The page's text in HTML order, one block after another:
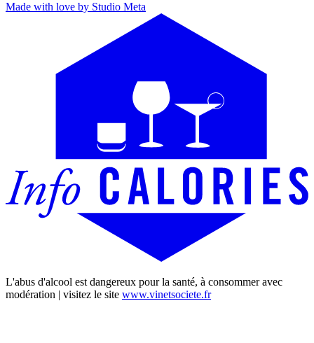
Made with love by Studio Meta
L'abus d'alcool est dangereux pour la santé, à consommer avec
modération | visitez le site www.vinetsociete.fr